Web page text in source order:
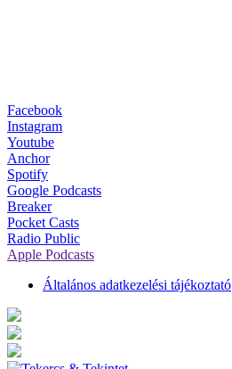
Facebook
Instagram
Youtube
Anchor
Spotify
Google Podcasts
Breaker
Pocket Casts
Radio Public
Apple Podcasts
Általános adatkezelési tájékoztató